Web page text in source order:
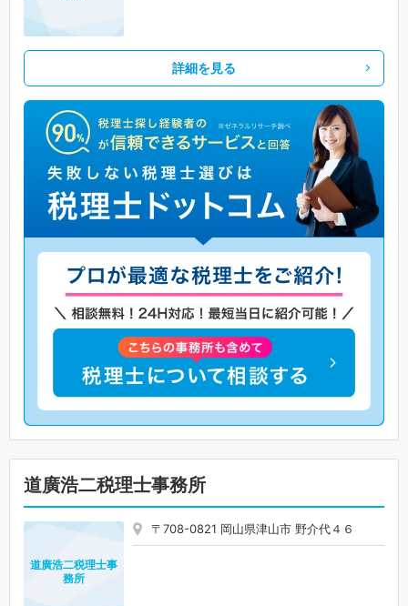
詳細を見る
道廣浩二税理士事務所
〒708-0821 岡山県津山市 野介代４６
道廣浩二税理士事
務所